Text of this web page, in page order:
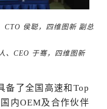
CTO 侯聪，四维图新 副总
、CEO 于骞，四维图新
备了全国高速和Top
内OEM及合作伙伴